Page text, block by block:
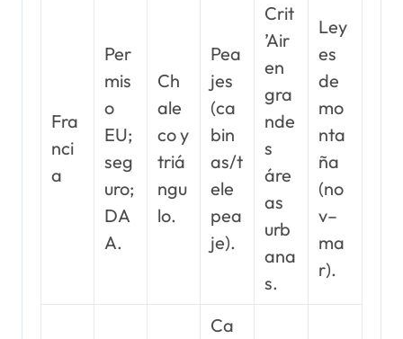
Fra
nci
a
Per
mis
o
EU;
seg
uro;
DA
A.
Ch
ale
co y
triá
ngu
lo.
Pea
jes
(ca
bin
as/t
ele
pea
je).
Crit
’Air
en
gra
nde
s
áre
as
urb
ana
s.
Ley
es
de
mo
nta
ña
(no
v–
ma
r).
Ca